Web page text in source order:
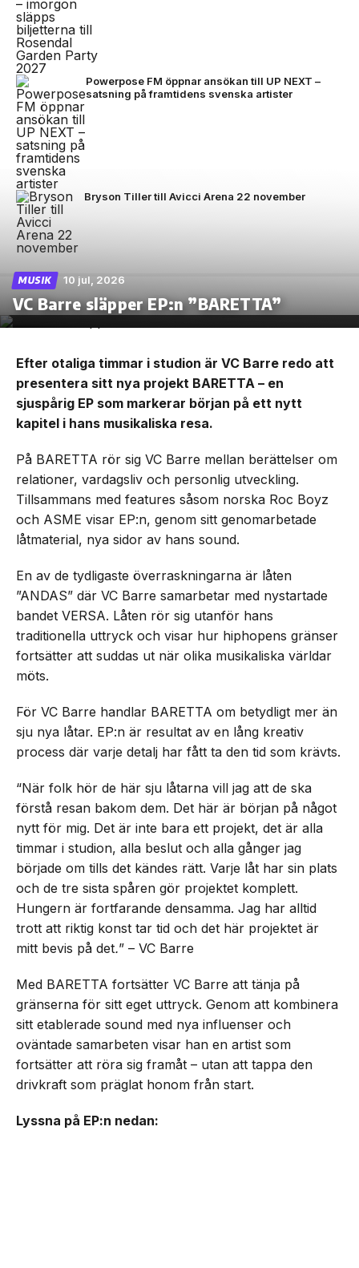
Powerpose FM öppnar ansökan till UP NEXT –
satsning på framtidens svenska artister
Bryson Tiller till Avicci Arena 22 november
MUSIK 10 jul, 2026
VC Barre släpper EP:n ”BARETTA”
Efter otaliga timmar i studion är VC Barre redo att
presentera sitt nya projekt BARETTA – en
sjuspårig EP som markerar början på ett nytt
kapitel i hans musikaliska resa.
På BARETTA rör sig VC Barre mellan berättelser om
relationer, vardagsliv och personlig utveckling.
Tillsammans med features såsom norska Roc Boyz
och ASME visar EP:n, genom sitt genomarbetade
låtmaterial, nya sidor av hans sound.
En av de tydligaste överraskningarna är låten
”ANDAS” där VC Barre samarbetar med nystartade
bandet VERSA. Låten rör sig utanför hans
traditionella uttryck och visar hur hiphopens gränser
fortsätter att suddas ut när olika musikaliska världar
möts.
För VC Barre handlar BARETTA om betydligt mer än
sju nya låtar. EP:n är resultat av en lång kreativ
process där varje detalj har fått ta den tid som krävts.
“När folk hör de här sju låtarna vill jag att de ska
förstå resan bakom dem. Det här är början på något
nytt för mig. Det är inte bara ett projekt, det är alla
timmar i studion, alla beslut och alla gånger jag
började om tills det kändes rätt. Varje låt har sin plats
och de tre sista spåren gör projektet komplett.
Hungern är fortfarande densamma. Jag har alltid
trott att riktig konst tar tid och det här projektet är
mitt bevis på det.” – VC Barre
Med BARETTA fortsätter VC Barre att tänja på
gränserna för sitt eget uttryck. Genom att kombinera
sitt etablerade sound med nya influenser och
oväntade samarbeten visar han en artist som
fortsätter att röra sig framåt – utan att tappa den
drivkraft som präglat honom från start.
Lyssna på EP:n nedan: